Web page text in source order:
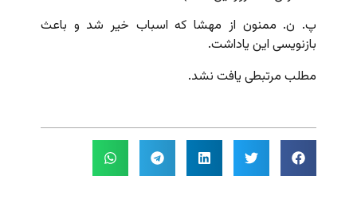
پ. ن. ممنون از مهشا که اسباب خیر شد و باعث
بازنویسی این یاداشت.
مطلب مرتبطی یافت نشد.